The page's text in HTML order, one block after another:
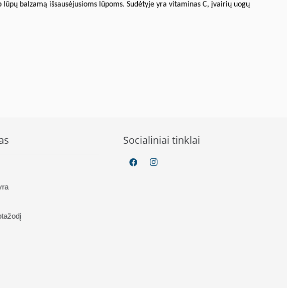
balzamą išsausėjusioms lūpoms. Sudėtyje yra vitaminas C, įvairių uogų
Socialiniai tinklai